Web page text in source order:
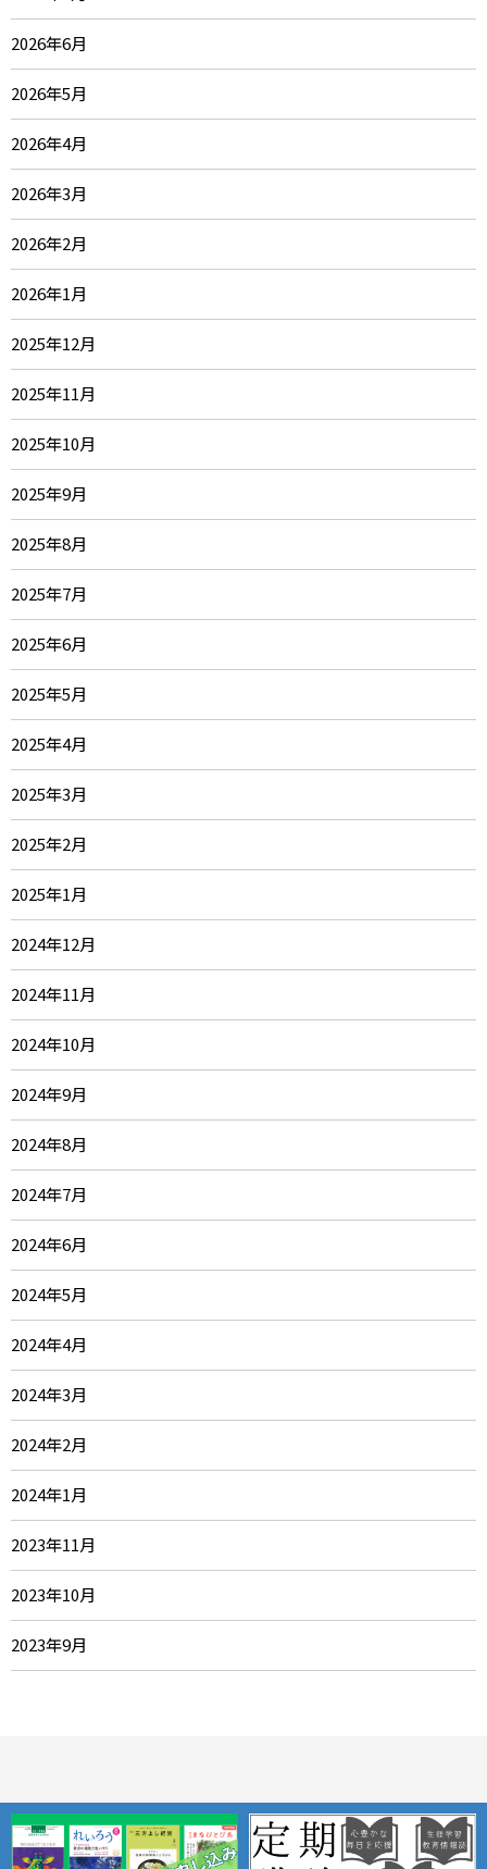
2026年6月
2026年5月
2026年4月
2026年3月
2026年2月
2026年1月
2025年12月
2025年11月
2025年10月
2025年9月
2025年8月
2025年7月
2025年6月
2025年5月
2025年4月
2025年3月
2025年2月
2025年1月
2024年12月
2024年11月
2024年10月
2024年9月
2024年8月
2024年7月
2024年6月
2024年5月
2024年4月
2024年3月
2024年2月
2024年1月
2023年11月
2023年10月
2023年9月